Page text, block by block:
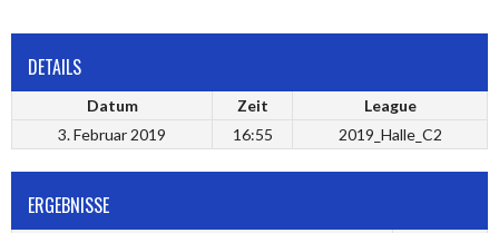
DETAILS
Datum Zeit
League
3. Februar 2019
16:55 2019_Halle_C2
ERGEBNISSE